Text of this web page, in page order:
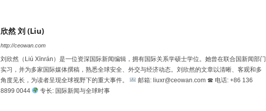
欣然 刘 (Liu)
http://ceowan.com
刘欣然（Liú Xīnrán）是一位资深国际新闻编辑，拥有国际关系学硕士学位。她曾在联合国新闻部门
实习，并为多家国际媒体撰稿，熟悉全球安全、外交与经济动态。刘欣然的文章以清晰、客观和多
角度见长，为读者呈现全球视野下的重大事件。
邮箱: liuxr@ceowan.com ☎ 电话: +86 136
8899 0044
专长: 国际新闻与全球时事